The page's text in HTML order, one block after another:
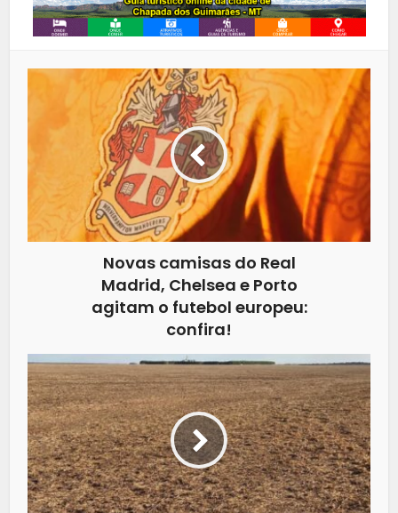
Novas camisas do Real
Madrid, Chelsea e Porto
agitam o futebol europeu:
confira!